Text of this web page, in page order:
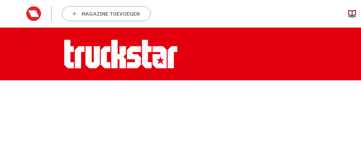
MAGAZINE TOEVOEGEN